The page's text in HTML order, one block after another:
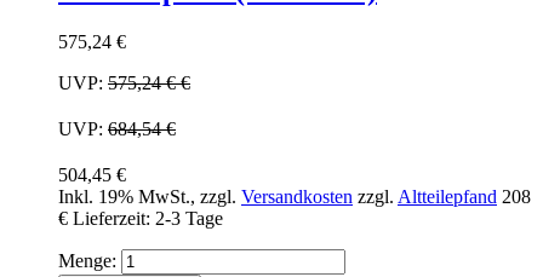
575,24 €
UVP: 575,24 €€
UVP: 684,54 €
504,45 €
Inkl. 19% MwSt., zzgl. Versandkosten zzgl. Altteilepfand 208
€ Lieferzeit: 2-3 Tage
Menge: